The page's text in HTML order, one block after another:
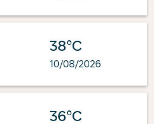
38°C
10/08/2026
36°C